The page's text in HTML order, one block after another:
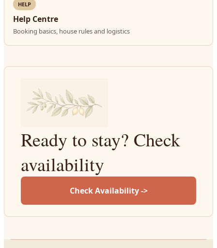
HELP
Help Centre
Booking basics, house rules and logistics
Ready to stay? Check
availability
Check Availability ->